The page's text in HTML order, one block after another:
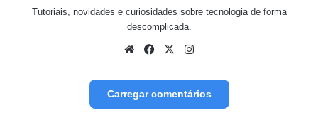
Tutoriais, novidades e curiosidades sobre tecnologia de forma
descomplicada.
WebsiteFacebook
X
Carregar comentários